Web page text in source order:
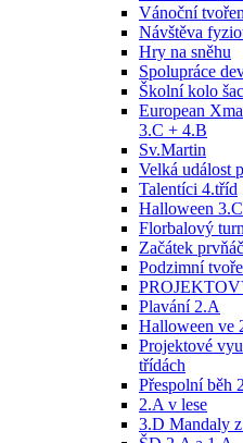
Vánoční
Návštěva
Hry na sněhu
Spolupráce
Školní kolo
European
3.C + 4.B
Sv.Martin
Velká událost
Talentíci 4.tříd
Halloween 3.C
Florbalový
Začátek
Podzimní
Plavání 2.A
Halloween ve
Projektové
třídách
Přespolní běh
2.A v lese
3.D Mandaly